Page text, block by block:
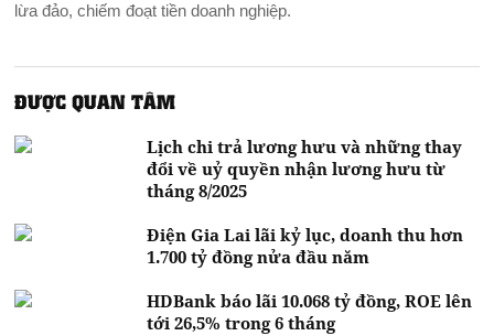
lừa đảo, chiếm đoạt tiền doanh nghiệp.
ĐƯỢC QUAN TÂM
Lịch chi trả lương hưu và những thay
đổi về uỷ quyền nhận lương hưu từ
tháng 8/2025
Điện Gia Lai lãi kỷ lục, doanh thu hơn
1.700 tỷ đồng nửa đầu năm
HDBank báo lãi 10.068 tỷ đồng, ROE lên
tới 26,5% trong 6 tháng